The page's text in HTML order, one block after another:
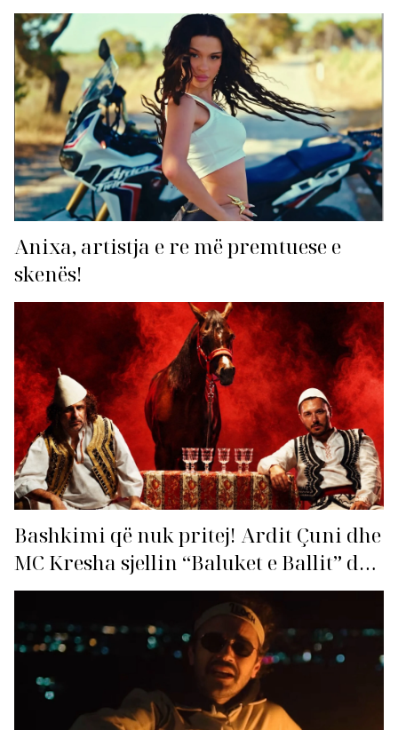
Anixa, artistja e re më premtuese e
skenës!
Bashkimi që nuk pritej! Ardit Çuni dhe
MC Kresha sjellin “Baluket e Ballit” dhe
ndezin rrjetin!